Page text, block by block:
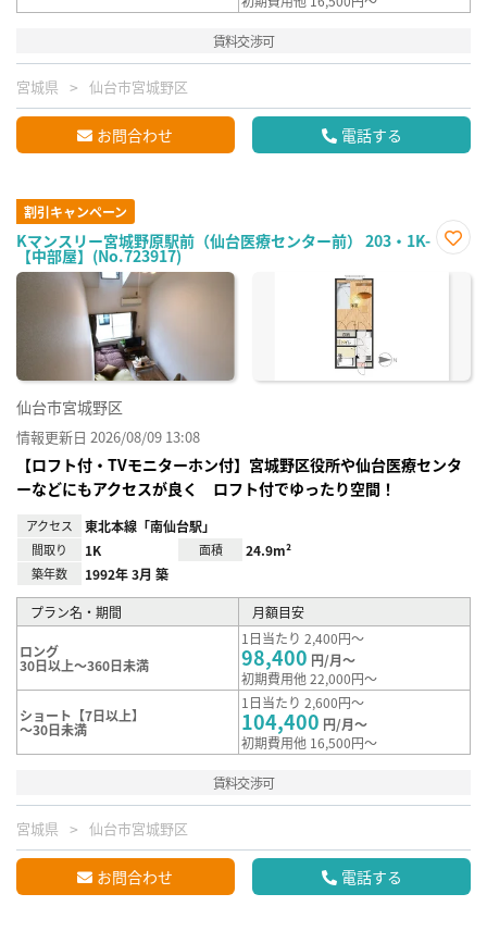
賃料交渉可
宮城県 仙台市宮城野区
お問合わせ 電話する
割引キャンペーン
Kマンスリー宮城野原駅前（仙台医療センター前） 203・1K-
【中部屋】(No.723917)
に入
仙台市宮城野区
情報更新日 2026/08/09 13:08
【ロフト付・TVモニターホン付】宮城野区役所や仙台医療センタ
ーなどにもアクセスが良く ロフト付でゆったり空間！
アクセス 東北本線「南仙台駅」
間取り 1K 面積 24.9m²
築年数 1992年 3月 築
プラン名・期間 月額目安
ロング
30日以上～360日未満
1日当たり 2,400円～
98,400 円/月～
初期費用他 22,000円～
ショート【7日以上】
～30日未満
1日当たり 2,600円～
104,400 円/月～
初期費用他 16,500円～
賃料交渉可
宮城県 仙台市宮城野区
お問合わせ 電話する